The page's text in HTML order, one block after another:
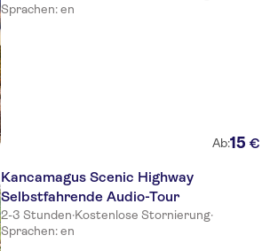
Sprachen: en
Ab:15 €
Kancamagus Scenic Highway
Selbstfahrende Audio-Tour
2-3 Stunden·Kostenlose Stornierung·
Sprachen: en